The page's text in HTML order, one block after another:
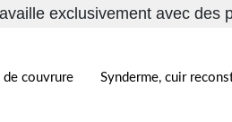
exclusivement avec des
de couvrure Synderme, cuir